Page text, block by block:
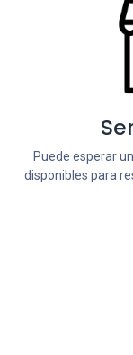
Puede esperar
disponibles para